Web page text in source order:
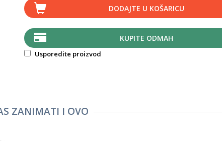
DODAJTE U KOŠARICU
KUPITE ODMAH
Usporedite proizvod
ZANIMATI I OVO